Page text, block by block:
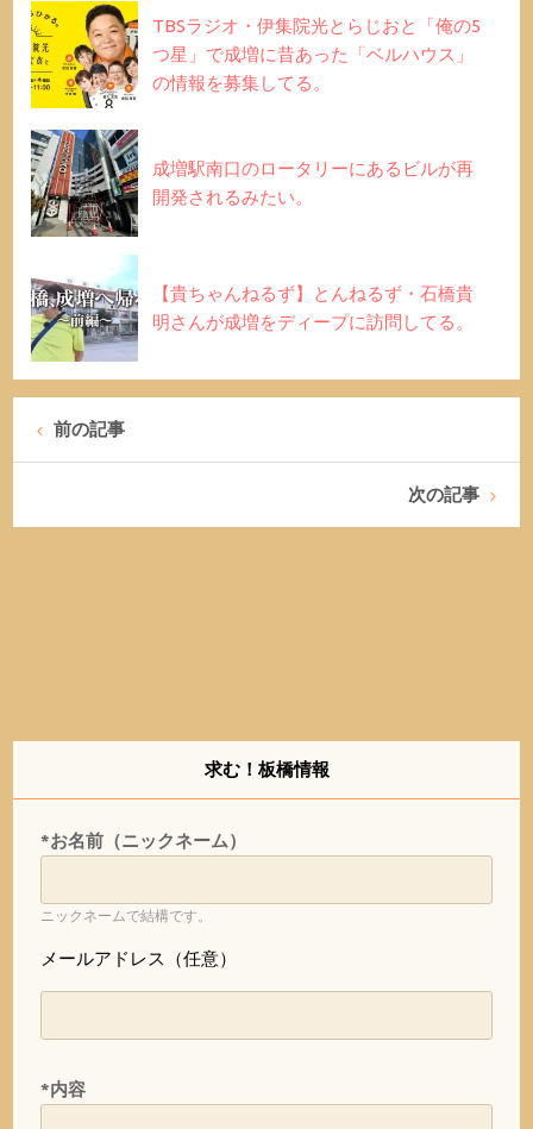
TBSラジオ・伊集院光とらじおと「俺の5
つ星」で成増に昔あった「ベルハウス」
の情報を募集してる。
成増駅南口のロータリーにあるビルが再
開発されるみたい。
【貴ちゃんねるず】とんねるず・石橋貴
明さんが成増をディープに訪問してる。
前の記事
次の記事
求む！板橋情報
*お名前（ニックネーム）
ニックネームで結構です。
メールアドレス（任意）
*内容